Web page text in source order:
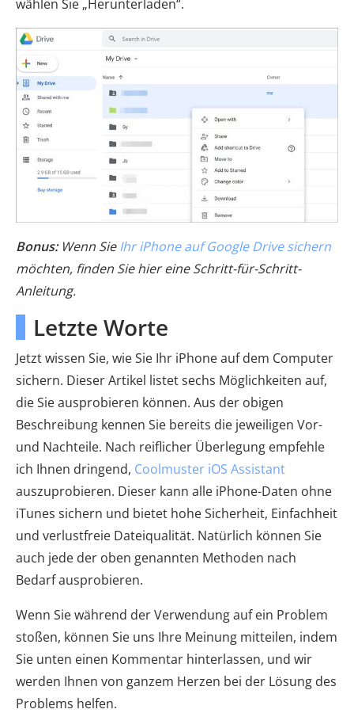
wählen Sie „Herunterladen“.
Bonus:Wenn SieIhr iPhone auf Google Drive sichern
möchten, finden Sie hier eine Schritt-für-Schritt-
Anleitung.
Letzte Worte
Jetzt wissen Sie, wie Sie Ihr iPhone auf dem Computer
sichern. Dieser Artikel listet sechs Möglichkeiten auf,
die Sie ausprobieren können. Aus der obigen
Beschreibung kennen Sie bereits die jeweiligen Vor-
und Nachteile. Nach reiflicher Überlegung empfehle
ich Ihnen dringend, Coolmuster iOS Assistant
auszuprobieren. Dieser kann alle iPhone-Daten ohne
iTunes sichern und bietet hohe Sicherheit, Einfachheit
und verlustfreie Dateiqualität. Natürlich können Sie
auch jede der oben genannten Methoden nach
Bedarf ausprobieren.
Wenn Sie während der Verwendung auf ein Problem
stoßen, können Sie uns Ihre Meinung mitteilen, indem
Sie unten einen Kommentar hinterlassen, und wir
werden Ihnen von ganzem Herzen bei der Lösung des
Problems helfen.